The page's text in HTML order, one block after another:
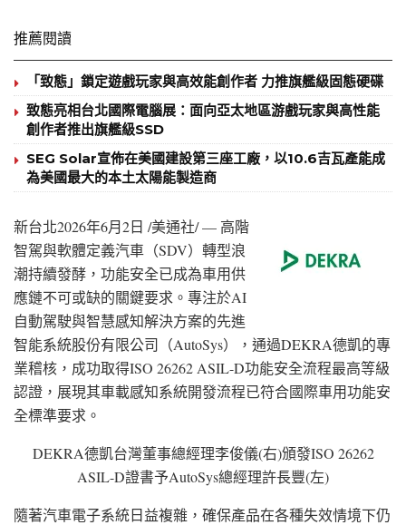
推薦閱讀
「致態」鎖定遊戲玩家與高效能創作者 力推旗艦級固態硬碟
致態亮相台北國際電腦展：面向亞太地區游戲玩家與高性能
創作者推出旗艦級SSD
SEG Solar宣佈在美國建設第三座工廠，以10.6吉瓦產能成
為美國最大的本土太陽能製造商
新台北2026年6月2日 /美通社/ — 高階
智駕與軟體定義汽車（SDV）轉型浪
潮持續發酵，功能安全已成為車用供
應鏈不可或缺的關鍵要求。專注於AI
自動駕駛與智慧感知解決方案的先進
智能系統股份有限公司（AutoSys），通過DEKRA德凱的專
業稽核，成功取得ISO 26262 ASIL-D功能安全流程最高等級
認證，展現其車載感知系統開發流程已符合國際車用功能安
全標準要求。
DEKRA德凱台灣董事總經理李俊儀(右)頒發ISO 26262
ASIL-D證書予AutoSys總經理許長豐(左)
隨著汽車電子系統日益複雜，確保產品在各種失效情境下仍